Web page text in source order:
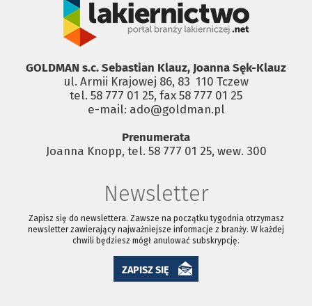
GOLDMAN s.c. Sebastian Klauz, Joanna Sęk-Klauz
ul. Armii Krajowej 86, 83 ­ 110 Tczew
tel. 58 777 01 25, fax 58 777 01 25
e-mail: ado@goldman.pl
Prenumerata
Joanna Knopp, tel. 58 777 01 25, wew. 300
Newsletter
Zapisz się do newslettera. Zawsze na początku tygodnia otrzymasz
newsletter zawierający najważniejsze informacje z branży. W każdej
chwili będziesz mógł anulować subskrypcję.
ZAPISZ SIĘ